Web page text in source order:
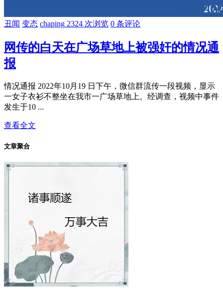
丑闻 变态 chaping 2324 次浏览 0 条评论
网传的白天在广场草地上被强奸的情况通
报
情况通报 2022年10月19 日下午，微信群流传一段视频，显示
一女子衣衫不整坐在我市一广场草地上。经调查，视频中事件
发生于10 ...
查看全文
文章聚合